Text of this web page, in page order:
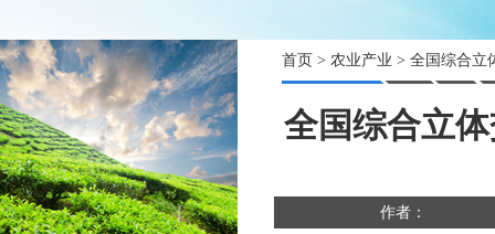
首页 > 农业产业 > 全国综合立
全国综合立
作者：